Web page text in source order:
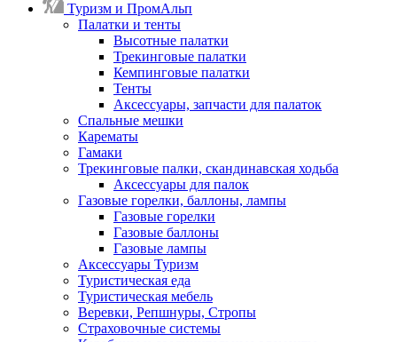
Туризм и ПромАльп
Палатки и тенты
Высотные палатки
Трекинговые палатки
Кемпинговые палатки
Тенты
Аксессуары, запчасти для палаток
Спальные мешки
Карематы
Гамаки
Трекинговые палки, скандинавская ходьба
Аксессуары для палок
Газовые горелки, баллоны, лампы
Газовые горелки
Газовые баллоны
Газовые лампы
Аксессуары Туризм
Туристическая еда
Туристическая мебель
Веревки, Репшнуры, Стропы
Страховочные системы